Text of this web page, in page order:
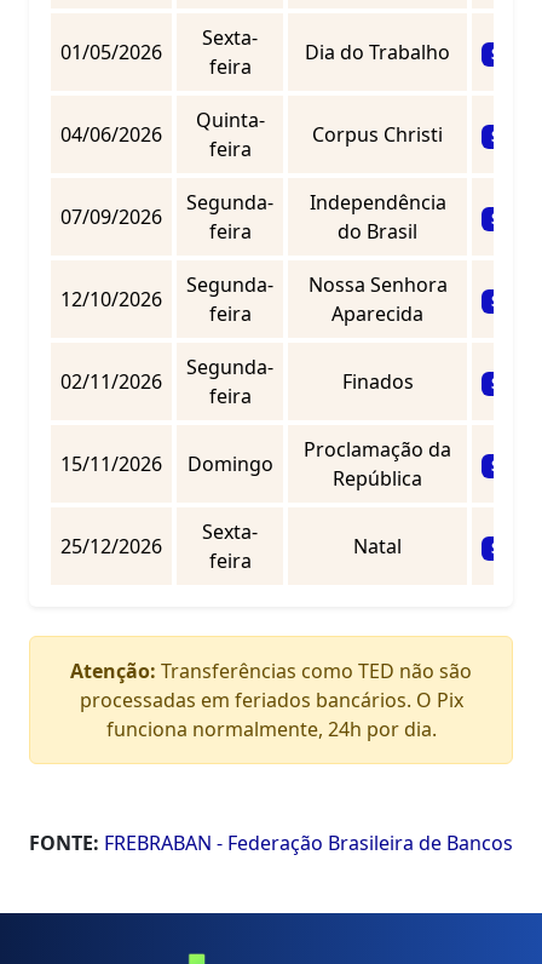
01/05/2026
Sexta-
feira
Dia do Trabalho Sem
04/06/2026
Quinta-
feira
Corpus Christi Sem
07/09/2026
Segunda-
feira
Independência
do Brasil
Sem
12/10/2026
Segunda-
feira
Nossa Senhora
Aparecida
Sem
02/11/2026
Segunda-
feira
Finados Sem
15/11/2026 Domingo
Proclamação da
República
Sem
25/12/2026
Sexta-
feira
Natal Sem
Atenção: Transferências como TED não são
processadas em feriados bancários. O Pix
funciona normalmente, 24h por dia.
FONTE: FREBRABAN - Federação Brasileira de Bancos